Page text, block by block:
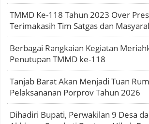
TMMD Ke-118 Tahun 2023 Over
Terimakasih Tim Satgas dan
Berbagai Rangkaian Kegiatan
Penutupan TMMD ke-118
Tanjab Barat Akan Menjadi Tuan
Pelaksananan Porprov Tahun 2026
Dihadiri Bupati, Perwakilan 9 Desa